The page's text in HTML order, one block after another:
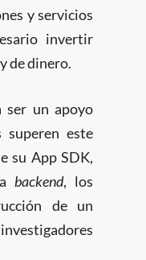
y servicios
invertir
de dinero.
ser un apoyo
superen este
su App SDK,
backend, los
de un